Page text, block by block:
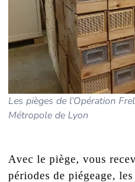
Les pièges de l’Opération
Métropole de Lyon
Avec le piège, vous
périodes de piégeage,